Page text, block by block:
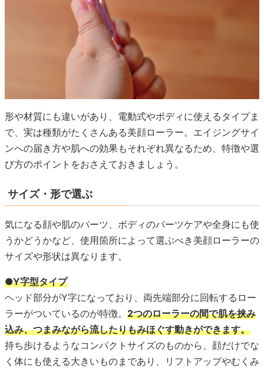
形や材質にも違いがあり、電動式やボディに使えるタイプま
で、実は種類がたくさんある美顔ローラー。エイジングサイ
ンへの届き方や肌への効果もそれぞれ異なるため、特徴や選
び方のポイントをおさえておきましょう。
サイズ・形で選ぶ
気になる顔や肌のパーツ、ボディのパーツケアや全身にも使
うかどうかなど、使用箇所によって選ぶべき美顔ローラーの
サイズや形状は異なります。
●Y字型タイプ
ヘッド部分がY字になっており、両先端部分に回転するロー
ラーがついているのが特徴。 2つのローラーの間で肌を挟み
込み、つまみながら流したりもみほぐす動きができます。
持ち歩けるようなコンパクトサイズのものから、顔だけでな
く体にも使える大きいものまであり、リフトアップやむくみ